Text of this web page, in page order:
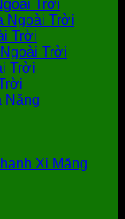
Trời
Ngoài Trời
Trời
Trời
Trời
Năng
Xi Măng